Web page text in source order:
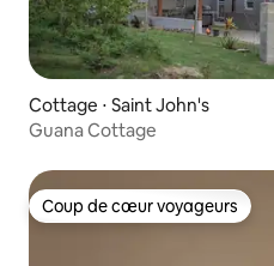
Cottage ⋅ Saint John's
Guana Cottage
Coup de cœur voyageurs
Coup de cœur voyageurs